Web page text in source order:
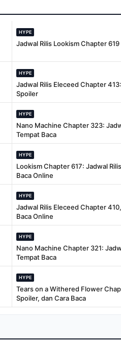
HYPE
Jadwal Rilis Lookism Chapter
HYPE
Jadwal Rilis Eleceed Chapter
Spoiler
HYPE
Nano Machine Chapter 323:
Tempat Baca
HYPE
Lookism Chapter 617: Jadwal
Baca Online
HYPE
Jadwal Rilis Eleceed Chapter
Baca Online
HYPE
Nano Machine Chapter 321:
Tempat Baca
HYPE
Tears on a Withered Flower
Spoiler, dan Cara Baca